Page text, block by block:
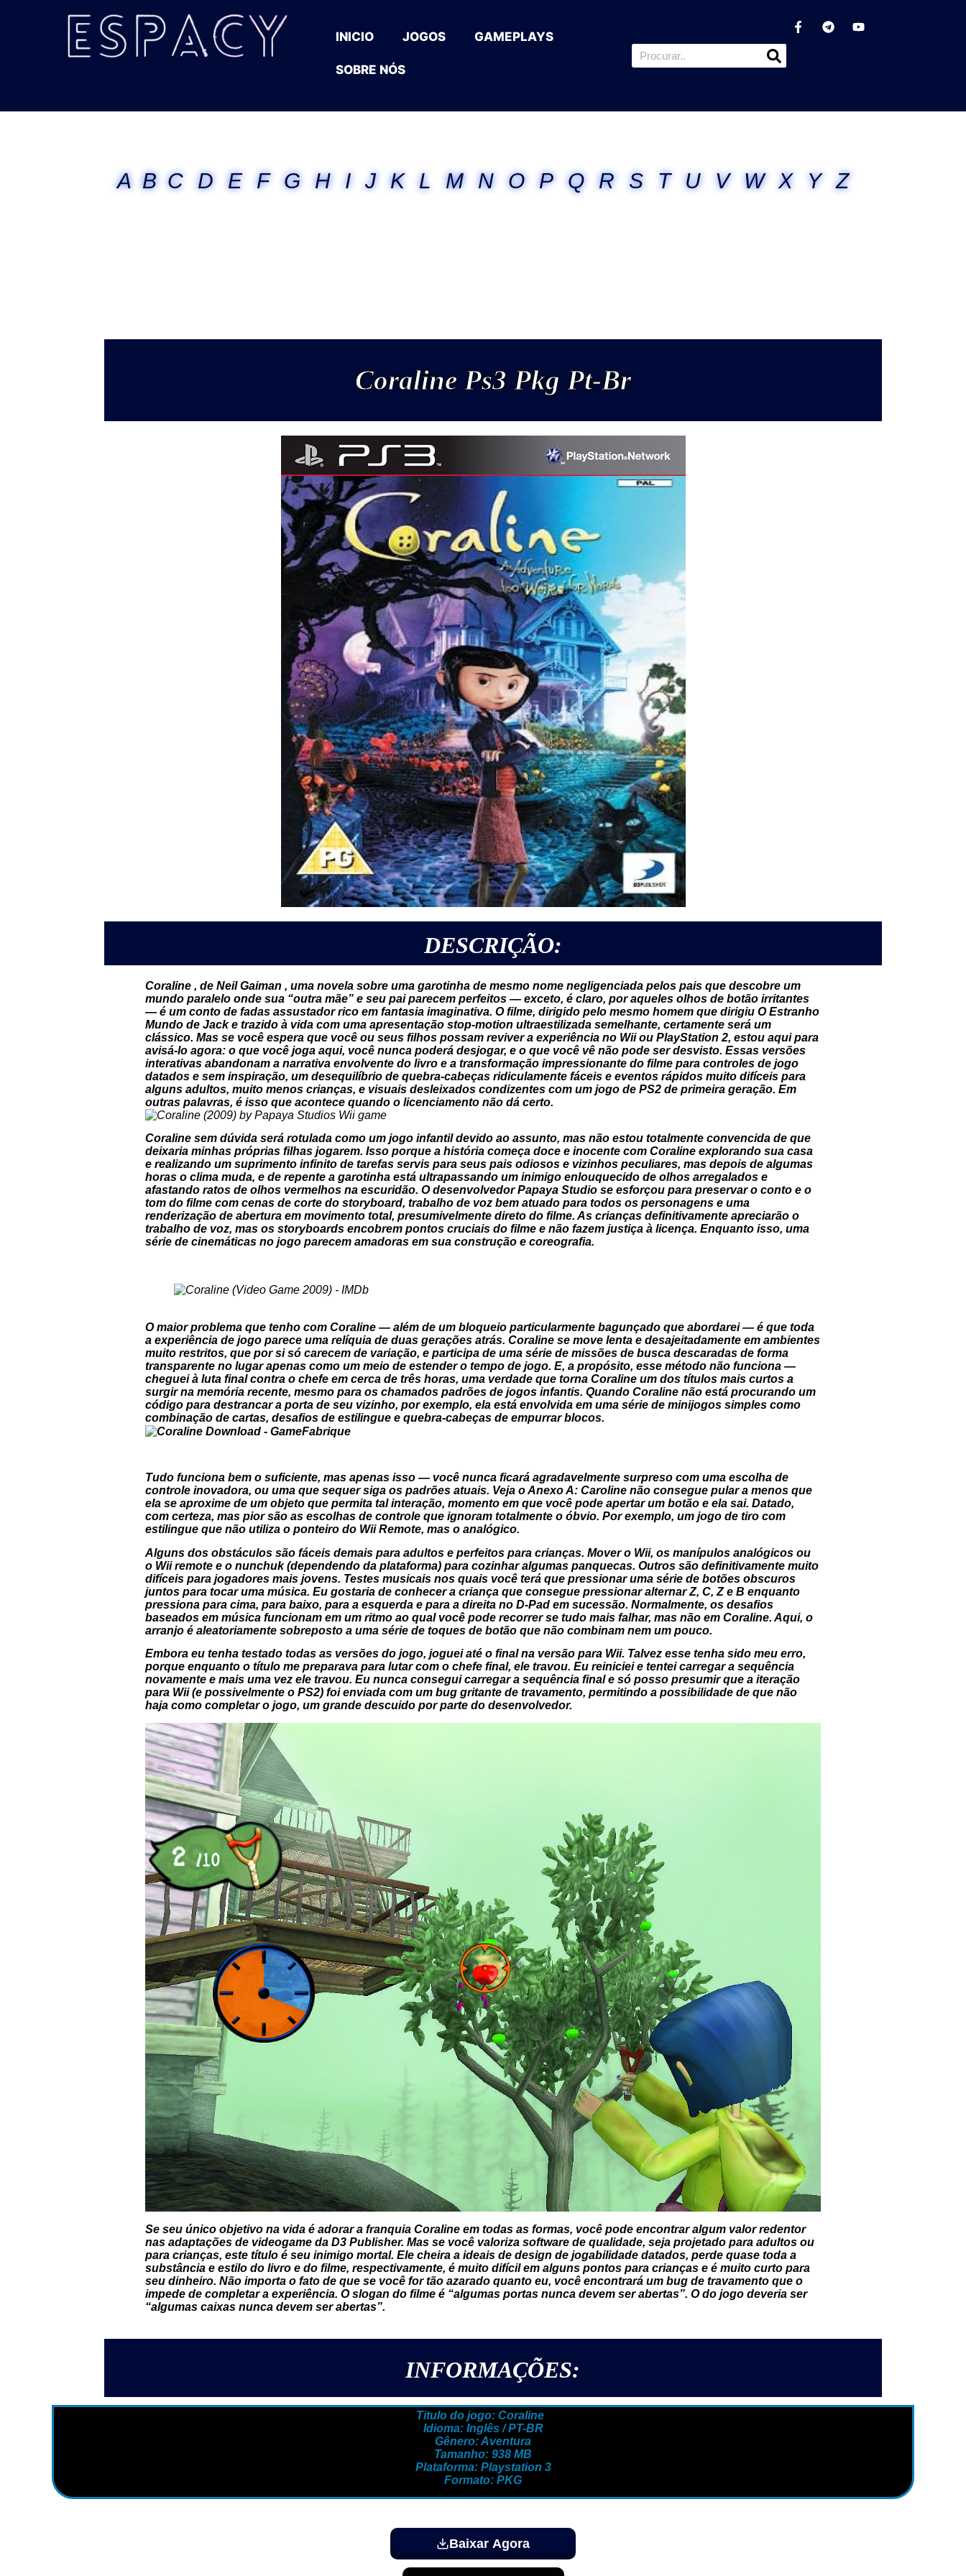
INICIO JOGOS GAMEPLAYS
SOBRE NÓS
A B C D E F G H I J K L M N O P Q R S T U V W X Y Z
Coraline Ps3 Pkg Pt-Br
DESCRIÇÃO:
Coraline , de Neil Gaiman , uma novela sobre uma garotinha de mesmo nome negligenciada pelos pais que descobre um
mundo paralelo onde sua “outra mãe” e seu pai parecem perfeitos — exceto, é claro, por aqueles olhos de botão irritantes
— é um conto de fadas assustador rico em fantasia imaginativa. O filme, dirigido pelo mesmo homem que dirigiu O Estranho
Mundo de Jack e trazido à vida com uma apresentação stop-motion ultraestilizada semelhante, certamente será um
clássico. Mas se você espera que você ou seus filhos possam reviver a experiência no Wii ou PlayStation 2, estou aqui para
avisá-lo agora: o que você joga aqui, você nunca poderá desjogar, e o que você vê não pode ser desvisto. Essas versões
interativas abandonam a narrativa envolvente do livro e a transformação impressionante do filme para controles de jogo
datados e sem inspiração, um desequilíbrio de quebra-cabeças ridiculamente fáceis e eventos rápidos muito difíceis para
alguns adultos, muito menos crianças, e visuais desleixados condizentes com um jogo de PS2 de primeira geração. Em
outras palavras, é isso que acontece quando o licenciamento não dá certo.
Coraline sem dúvida será rotulada como um jogo infantil devido ao assunto, mas não estou totalmente convencida de que
deixaria minhas próprias filhas jogarem. Isso porque a história começa doce e inocente com Coraline explorando sua casa
e realizando um suprimento infinito de tarefas servis para seus pais odiosos e vizinhos peculiares, mas depois de algumas
horas o clima muda, e de repente a garotinha está ultrapassando um inimigo enlouquecido de olhos arregalados e
afastando ratos de olhos vermelhos na escuridão. O desenvolvedor Papaya Studio se esforçou para preservar o conto e o
tom do filme com cenas de corte do storyboard, trabalho de voz bem atuado para todos os personagens e uma
renderização de abertura em movimento total, presumivelmente direto do filme. As crianças definitivamente apreciarão o
trabalho de voz, mas os storyboards encobrem pontos cruciais do filme e não fazem justiça à licença. Enquanto isso, uma
série de cinemáticas no jogo parecem amadoras em sua construção e coreografia.
O maior problema que tenho com Coraline — além de um bloqueio particularmente bagunçado que abordarei — é que toda
a experiência de jogo parece uma relíquia de duas gerações atrás. Coraline se move lenta e desajeitadamente em ambientes
muito restritos, que por si só carecem de variação, e participa de uma série de missões de busca descaradas de forma
transparente no lugar apenas como um meio de estender o tempo de jogo. E, a propósito, esse método não funciona —
cheguei à luta final contra o chefe em cerca de três horas, uma verdade que torna Coraline um dos títulos mais curtos a
surgir na memória recente, mesmo para os chamados padrões de jogos infantis. Quando Coraline não está procurando um
código para destrancar a porta de seu vizinho, por exemplo, ela está envolvida em uma série de minijogos simples como
combinação de cartas, desafios de estilingue e quebra-cabeças de empurrar blocos.
Tudo funciona bem o suficiente, mas apenas isso — você nunca ficará agradavelmente surpreso com uma escolha de
controle inovadora, ou uma que sequer siga os padrões atuais. Veja o Anexo A: Caroline não consegue pular a menos que
ela se aproxime de um objeto que permita tal interação, momento em que você pode apertar um botão e ela sai. Datado,
com certeza, mas pior são as escolhas de controle que ignoram totalmente o óbvio. Por exemplo, um jogo de tiro com
estilingue que não utiliza o ponteiro do Wii Remote, mas o analógico.
Alguns dos obstáculos são fáceis demais para adultos e perfeitos para crianças. Mover o Wii, os manípulos analógicos ou
o Wii remote e o nunchuk (dependendo da plataforma) para cozinhar algumas panquecas. Outros são definitivamente muito
difíceis para jogadores mais jovens. Testes musicais nos quais você terá que pressionar uma série de botões obscuros
juntos para tocar uma música. Eu gostaria de conhecer a criança que consegue pressionar alternar Z, C, Z e B enquanto
pressiona para cima, para baixo, para a esquerda e para a direita no D-Pad em sucessão. Normalmente, os desafios
baseados em música funcionam em um ritmo ao qual você pode recorrer se tudo mais falhar, mas não em Coraline. Aqui, o
arranjo é aleatoriamente sobreposto a uma série de toques de botão que não combinam nem um pouco.
Embora eu tenha testado todas as versões do jogo, joguei até o final na versão para Wii. Talvez esse tenha sido meu erro,
porque enquanto o título me preparava para lutar com o chefe final, ele travou. Eu reiniciei e tentei carregar a sequência
novamente e mais uma vez ele travou. Eu nunca consegui carregar a sequência final e só posso presumir que a iteração
para Wii (e possivelmente o PS2) foi enviada com um bug gritante de travamento, permitindo a possibilidade de que não
haja como completar o jogo, um grande descuido por parte do desenvolvedor.
Se seu único objetivo na vida é adorar a franquia Coraline em todas as formas, você pode encontrar algum valor redentor
nas adaptações de videogame da D3 Publisher. Mas se você valoriza software de qualidade, seja projetado para adultos ou
para crianças, este título é seu inimigo mortal. Ele cheira a ideais de design de jogabilidade datados, perde quase toda a
substância e estilo do livro e do filme, respectivamente, é muito difícil em alguns pontos para crianças e é muito curto para
seu dinheiro. Não importa o fato de que se você for tão azarado quanto eu, você encontrará um bug de travamento que o
impede de completar a experiência. O slogan do filme é “algumas portas nunca devem ser abertas”. O do jogo deveria ser
“algumas caixas nunca devem ser abertas”.
INFORMAÇÕES:
Titulo do jogo: Coraline
Idioma: Inglês / PT-BR
Gênero: Aventura
Tamanho: 938 MB
Plataforma: Playstation 3
Formato: PKG
Baixar Agora